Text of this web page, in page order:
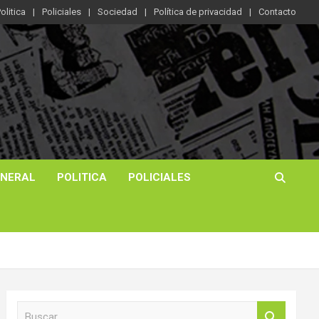
Policiales Sociedad Política de privacidad Contacto
POLITICA POLICIALES